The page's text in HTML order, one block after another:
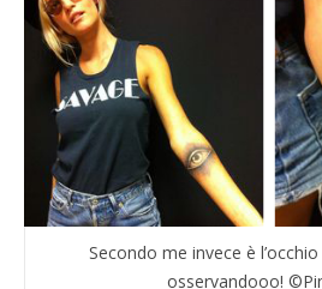
Secondo me invece è
osservandooo!